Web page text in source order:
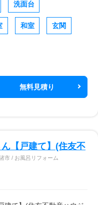
洗面台
和室 玄関
無料見積り
【戸建て】(住友不
市 / お風呂リフォーム